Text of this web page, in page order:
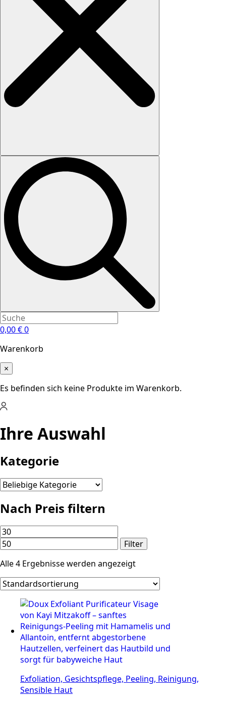
0,00€0
Warenkorb
×
Es befinden sich keine Produkte im Warenkorb.
Ihre Auswahl
Kategorie
Nach Preis filtern
Min.
Preis
Preis
Filter
Alle 4 Ergebnisse werden angezeigt
Exfoliation, Gesichtspflege, Peeling, Reinigung,
Sensible Haut